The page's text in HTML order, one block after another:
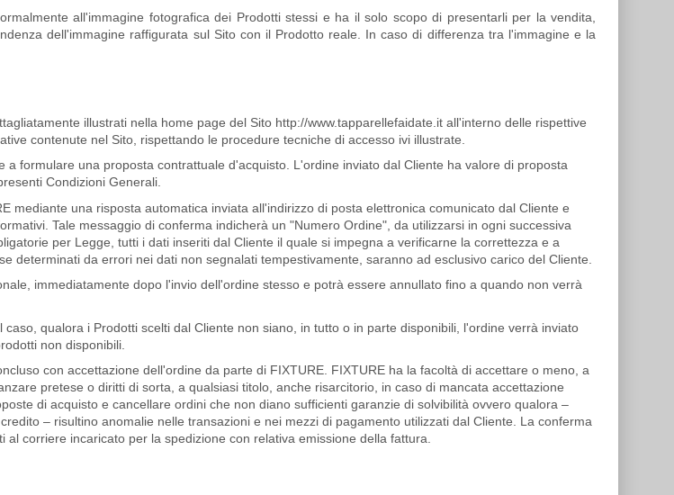
all'immagine fotografica dei Prodotti stessi e ha il solo scopo di presentarli per la vendita,
dell'immagine raffigurata sul Sito con il Prodotto reale. In caso di differenza tra l'immagine e la
illustrati nella home page del Sito http://www.tapparellefaidate.it all'interno delle rispettive
contenute nel Sito, rispettando le procedure tecniche di accesso ivi illustrate.
formulare una proposta contrattuale d'acquisto. L'ordine inviato dal Cliente ha valore di proposta
Condizioni Generali.
mediante una risposta automatica inviata all'indirizzo di posta elettronica comunicato dal Cliente e
Tale messaggio di conferma indicherà un "Numero Ordine", da utilizzarsi in ogni successiva
per Legge, tutti i dati inseriti dal Cliente il quale si impegna a verificarne la correttezza e a
determinati da errori nei dati non segnalati tempestivamente, saranno ad esclusivo carico del Cliente.
immediatamente dopo l'invio dell'ordine stesso e potrà essere annullato fino a quando non verrà
qualora i Prodotti scelti dal Cliente non siano, in tutto o in parte disponibili, l'ordine verrà inviato
non disponibili.
con accettazione dell'ordine da parte di FIXTURE. FIXTURE ha la facoltà di accettare o meno, a
pretese o diritti di sorta, a qualsiasi titolo, anche risarcitorio, in caso di mancata accettazione
di acquisto e cancellare ordini che non diano sufficienti garanzie di solvibilità ovvero qualora –
– risultino anomalie nelle transazioni e nei mezzi di pagamento utilizzati dal Cliente. La conferma
corriere incaricato per la spedizione con relativa emissione della fattura.